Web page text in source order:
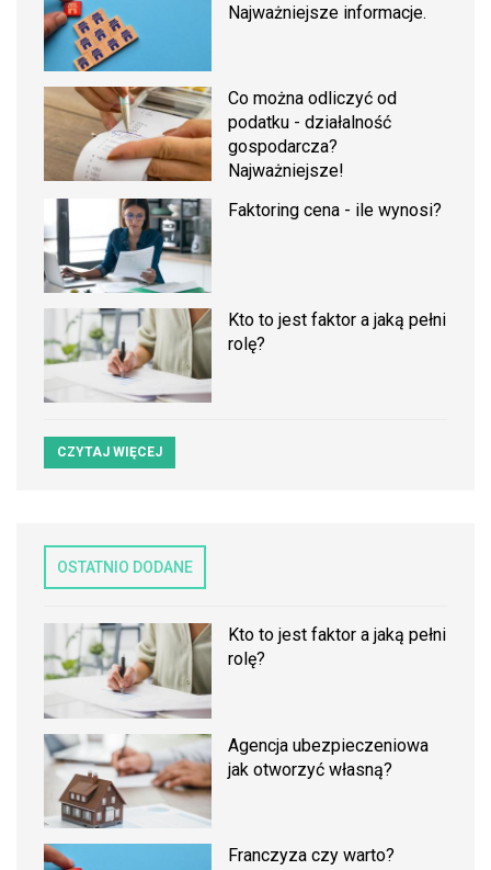
Najważniejsze informacje.
Co można odliczyć od
podatku - działalność
gospodarcza?
Najważniejsze!
Faktoring cena - ile wynosi?
Kto to jest faktor a jaką pełni
rolę?
CZYTAJ WIĘCEJ
OSTATNIO DODANE
Kto to jest faktor a jaką pełni
rolę?
Agencja ubezpieczeniowa
jak otworzyć własną?
Franczyza czy warto?